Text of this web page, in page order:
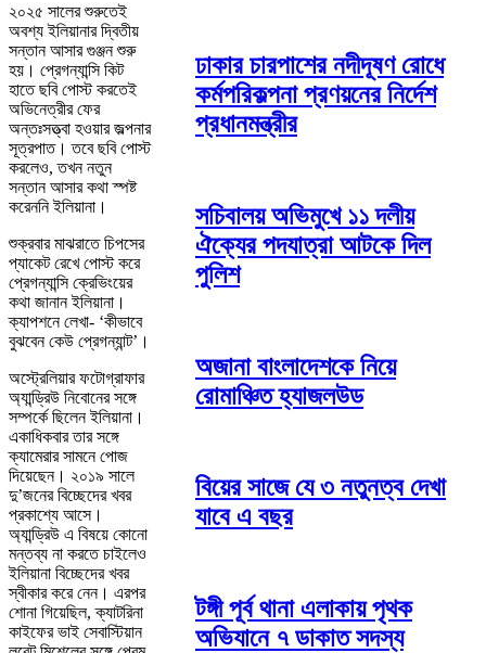
২০২৫ সালের শুরুতেই
অবশ্য ইলিয়ানার দ্বিতীয়
সন্তান আসার গুঞ্জন শুরু
হয়। প্রেগন্যান্সি কিট
হাতে ছবি পোস্ট করতেই
অভিনেত্রীর ফের
অন্তঃসত্ত্বা হওয়ার জল্পনার
সূত্রপাত। তবে ছবি পোস্ট
করলেও, তখন নতুন
সন্তান আসার কথা স্পষ্ট
করেননি ইলিয়ানা।
শুক্রবার মাঝরাতে চিপসের
প্যাকেট রেখে পোস্ট করে
প্রেগন্যান্সি ক্রেভিংয়ের
কথা জানান ইলিয়ানা।
ক্যাপশনে লেখা- ‘কীভাবে
বুঝবেন কেউ প্রেগন্যান্ট’।
অস্ট্রেলিয়ার ফটোগ্রাফার
অ্যান্ড্রিউ নিবোনের সঙ্গে
সম্পর্কে ছিলেন ইলিয়ানা।
একাধিকবার তার সঙ্গে
ক্যামেরার সামনে পোজ
দিয়েছেন। ২০১৯ সালে
দু’জনের বিচ্ছেদের খবর
প্রকাশ্যে আসে।
অ্যান্ড্রিউ এ বিষয়ে কোনো
মন্তব্য না করতে চাইলেও
ইলিয়ানা বিচ্ছেদের খবর
স্বীকার করে নেন। এরপর
শোনা গিয়েছিল, ক্যাটরিনা
কাইফের ভাই সেবাস্টিয়ান
ঢাকার চারপাশের নদীদূষণ রোধে
কর্মপরিকল্পনা প্রণয়নের নির্দেশ
প্রধানমন্ত্রীর
সচিবালয় অভিমুখে ১১ দলীয়
ঐক্যের পদযাত্রা আটকে দিল
পুলিশ
অজানা বাংলাদেশকে নিয়ে
রোমাঞ্চিত হ্যাজলউড
বিয়ের সাজে যে ৩ নতুনত্ব দেখা
যাবে এ বছর
টঙ্গী পূর্ব থানা এলাকায় পৃথক
অভিযানে ৭ ডাকাত সদস্য